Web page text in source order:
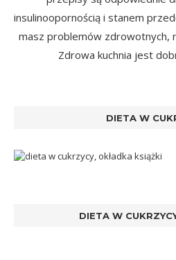
insulinoopornością i stanem
masz problemów zdrowotnych,
Zdrowa kuchnia jest
DIETA W
DIETA W